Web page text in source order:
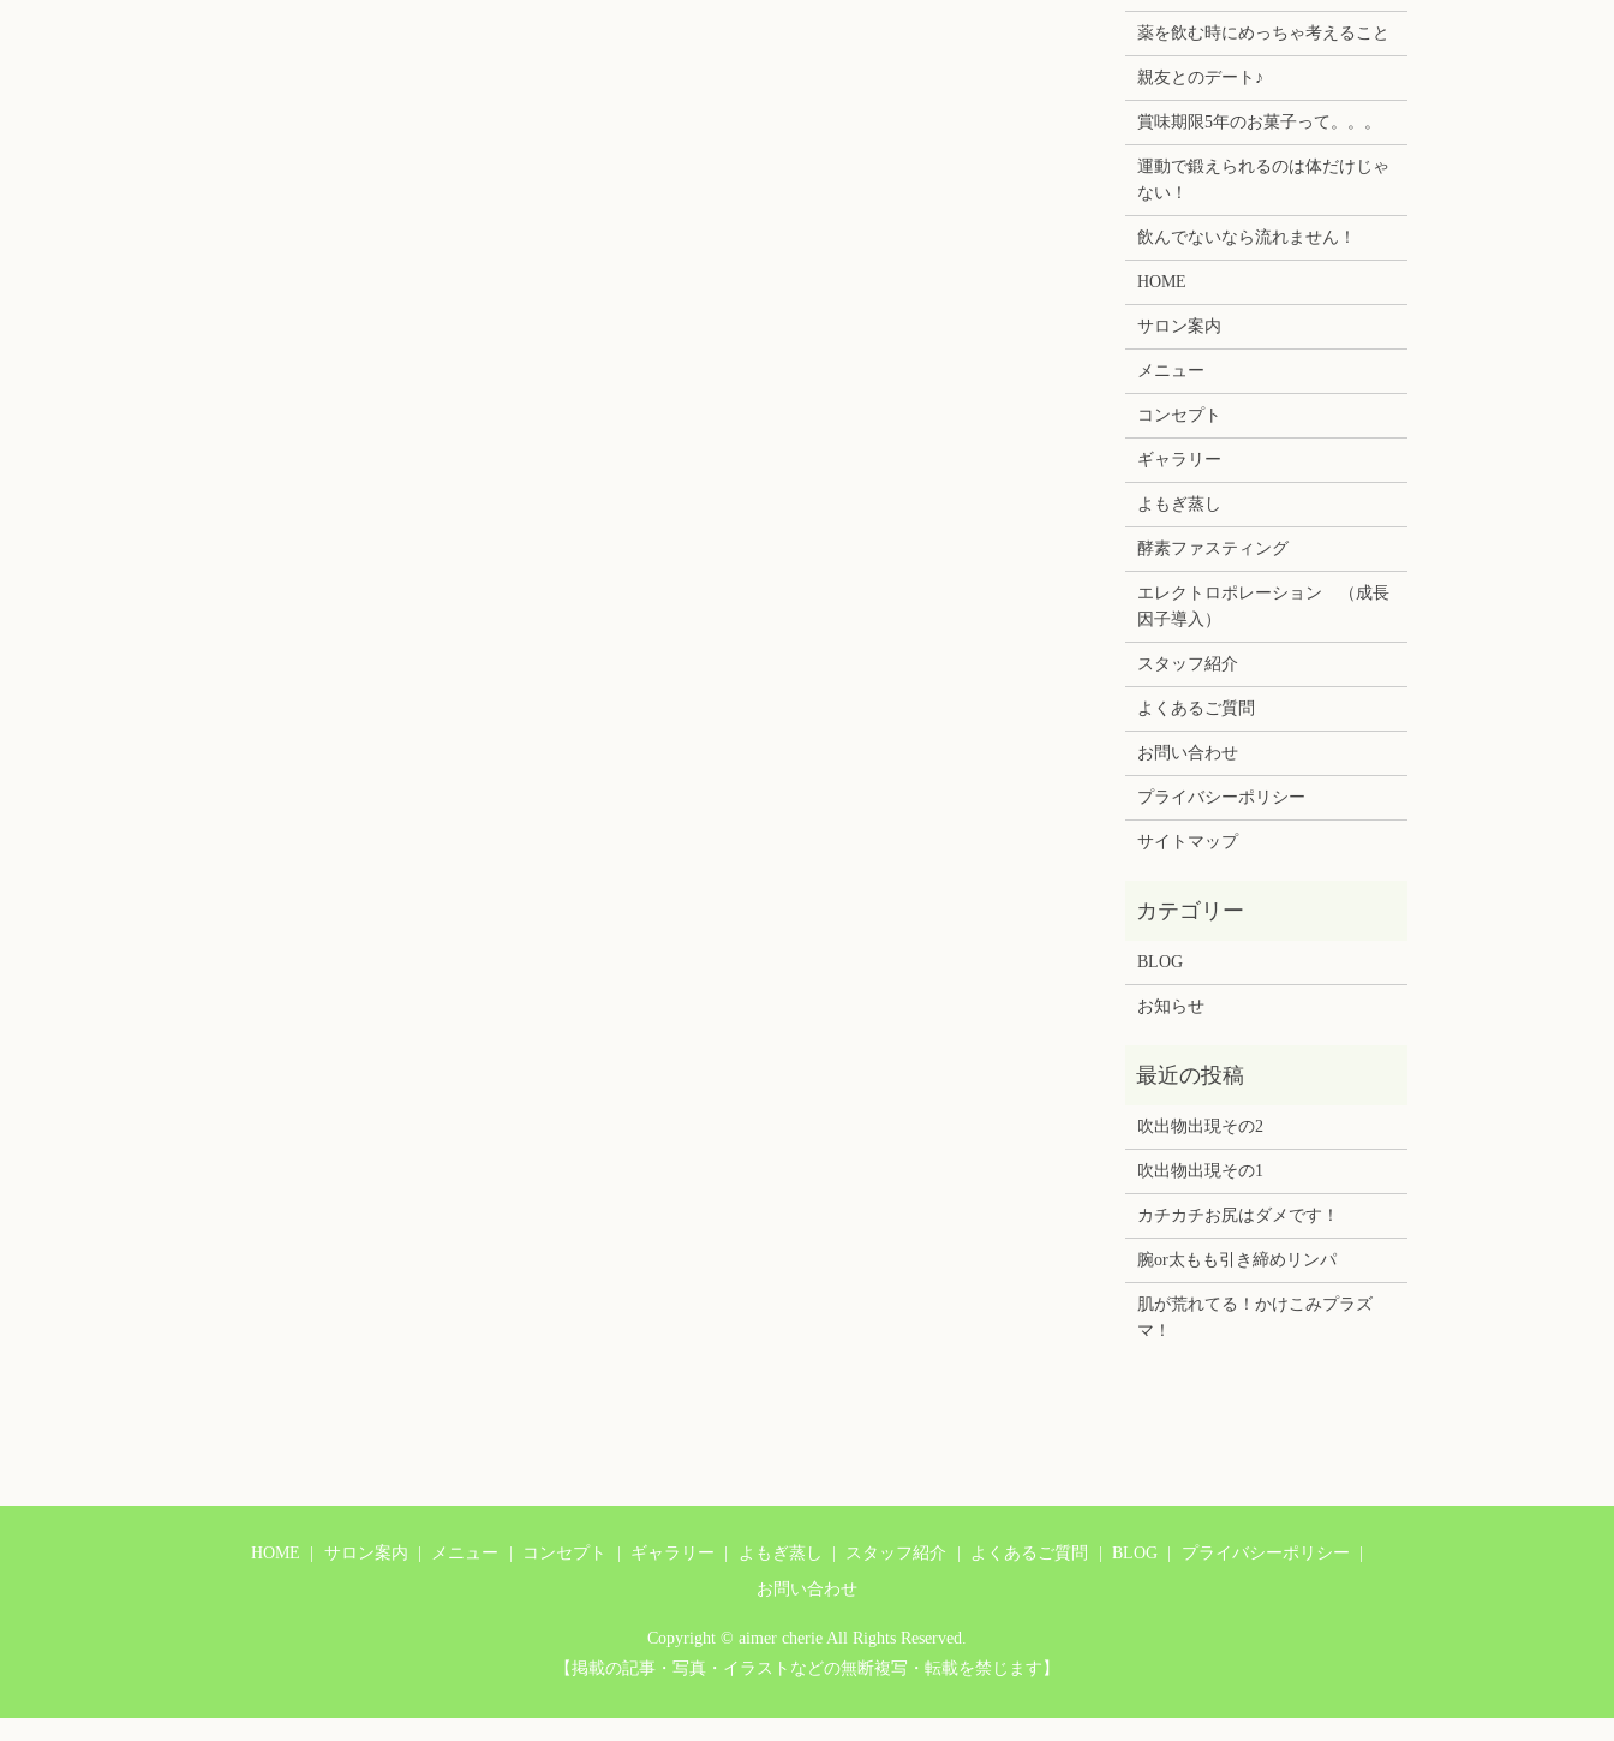
薬を飲む時にめっちゃ考えること
親友とのデート♪
賞味期限5年のお菓子って。。。
運動で鍛えられるのは体だけじゃ
ない！
飲んでないなら流れません！
HOME
サロン案内
メニュー
コンセプト
ギャラリー
よもぎ蒸し
酵素ファスティング
エレクトロポレーション （成長
因子導入）
スタッフ紹介
よくあるご質問
お問い合わせ
プライバシーポリシー
サイトマップ
BLOG
お知らせ
吹出物出現その2
吹出物出現その1
カチカチお尻はダメです！
腕or太もも引き締めリンパ
肌が荒れてる！かけこみプラズ
マ！
HOME サロン案内 メニュー コンセプト ギャラリー よもぎ蒸し スタッフ紹介 よくあるご質問 BLOG
プライバシーポリシー
お問い合わせ
Copyright © aimer cherie All Rights Reserved.
【掲載の記事・写真・イラストなどの無断複写・転載を禁じます】